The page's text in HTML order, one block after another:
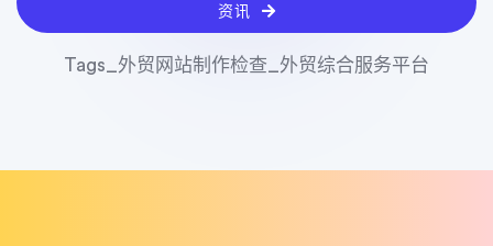
资讯
Tags_外贸网站制作检查_外贸综合服务平台